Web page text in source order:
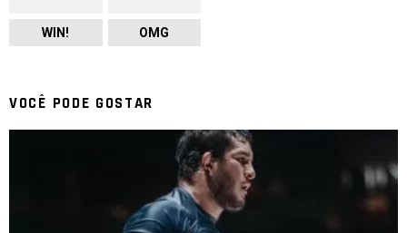
WIN! OMG
VOCÊ PODE GOSTAR